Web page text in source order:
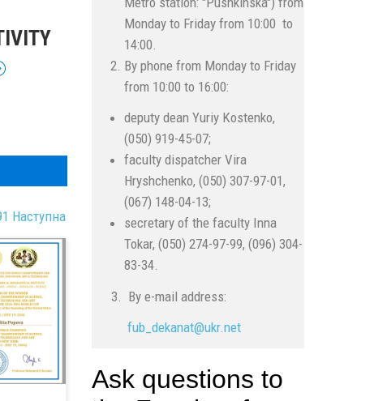
Наступна
Monday to Friday from 10:00 to
14:00.
By phone from Monday to Friday
from 10:00 to 16:00:
deputy dean Yuriy Kostenko,
(050) 919-45-07;
faculty dispatcher Vira
Hryshchenko, (050) 307-97-01,
(067) 148-04-13;
secretary of the faculty Inna
Tokar, (050) 274-97-99, (096) 304-
83-34.
3. By e-mail address:
fub_dekanat@ukr.net